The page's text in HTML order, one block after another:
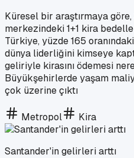
Küresel bir araştırmaya
merkezindeki 1+1 kira
Türkiye, yüzde 165
dünya liderliğini kimseye
geliriyle kirasını ödemesi
Büyükşehirlerde yaşam
çok üzerine çıktı
Metropol Kira
Santander'in gelirleri arttı